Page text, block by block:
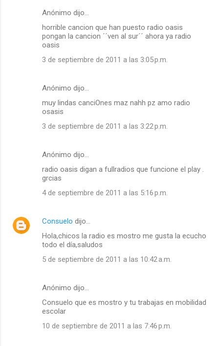
Anónimo dijo…
horrible cancion que han puesto radio oasis
pongan la cancion ´´ven al sur´´ ahora ya radio
oasis
3 de septiembre de 2011 a las 3:05 p.m.
Anónimo dijo…
muy lindas canciOnes maz nahh pz amo radio
osasis
3 de septiembre de 2011 a las 3:22 p.m.
Anónimo dijo…
radio oasis digan a fullradios que funcione el play .
grcias
4 de septiembre de 2011 a las 5:16 p.m.
Consuelo dijo…
Hola,chicos la radio es mostro me gusta la ecucho
todo el día,saludos
5 de septiembre de 2011 a las 10:42 a.m.
Anónimo dijo…
Consuelo que es mostro y tu trabajas en mobilidad
escolar
10 de septiembre de 2011 a las 7:46 p.m.